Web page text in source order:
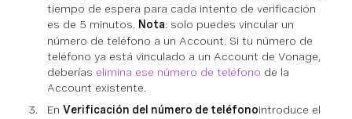
tiempo de espera para cada intento de verificación
es de 5 minutos. Nota: solo puedes vincular un
número de teléfono a un Account. Si tu número de
teléfono ya está vinculado a un Account de Vonage,
deberías elimina ese número de teléfono de la
Account existente.
En Verificación del número de teléfonointroduce el